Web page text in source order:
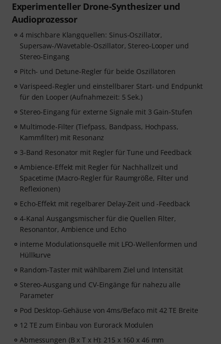
Experimenteller Drone-Synthesizer und
Audioprozessor
4 mischbare Klangquellen: Sinus-Oszillator,
Supersaw-/Wavetable-Oszillator, Stereo-Looper und
Stereo-Eingang
Pitch- und Detune-Regler für beide Oszillatoren
Varispeed-Regler und einstellbarer Start- und Endpunkt
für den Looper (Aufnahmezeit: 5 Sek.)
Stereo-Eingang für externe Signale mit 3 Gain-Stufen
Multimode-Filter (Tiefpass, Bandpass, Hochpass,
Kammfilter) mit Resonanz
3-Band Resonator mit Regler für Tune und Feedback
Ambience-Effekt mit Regler für Nachhallzeit und
Spacetime (Macro-Regler für Raumgröße, Filter und
Reflexionen)
Echo-Effekt mit regelbarer Delay-Zeit und -Feedback
4-Kanal Ausgangsmischer für die Quellen Filter,
Resonantor, Ambience und Echo
interne Modulationsquelle mit LFO-Wellenformen und
Hüllkurve
Random-Taster mit wählbarem Ziel und Intensität
Stereo-Ausgang und CV-Eingänge für nahezu alle
Parameter
Pod Desktop-Gehäuse von 4ms/Befaco mit 42 TE Breite
12 TE zum Einbau von Eurorack Modulen
Abmessungen (B x T x H): 215 x 160 x 46 mm